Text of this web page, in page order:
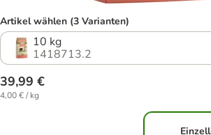
Artikel wählen (3 Varianten)
10 kg
1418713.2
39,99 €
4,00 € / kg